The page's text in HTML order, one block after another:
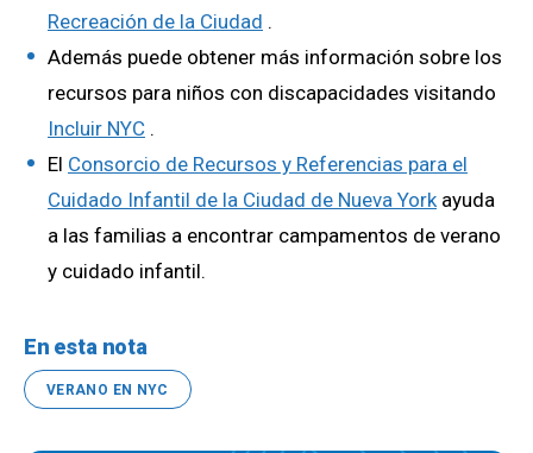
Recreación de la Ciudad .
Además puede obtener más información sobre los
recursos para niños con discapacidades visitando
Incluir NYC .
El Consorcio de Recursos y Referencias para el
Cuidado Infantil de la Ciudad de Nueva Yorkayuda
a las familias a encontrar campamentos de verano
y cuidado infantil.
En esta nota
VERANO EN NYC